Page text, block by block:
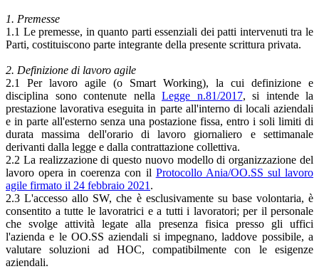
1. Premesse
1.1 Le premesse, in quanto parti essenziali dei patti intervenuti tra le
Parti, costituiscono parte integrante della presente scrittura privata.
2. Definizione di lavoro agile
2.1 Per lavoro agile (o Smart Working), la cui definizione e
disciplina sono contenute nella Legge n.81/2017, si intende la
prestazione lavorativa eseguita in parte all'interno di locali aziendali
e in parte all'esterno senza una postazione fissa, entro i soli limiti di
durata massima dell'orario di lavoro giornaliero e settimanale
derivanti dalla legge e dalla contrattazione collettiva.
2.2 La realizzazione di questo nuovo modello di organizzazione del
lavoro opera in coerenza con il Protocollo Ania/OO.SS sul lavoro
agile firmato il 24 febbraio 2021 .
2.3 L'accesso allo SW, che è esclusivamente su base volontaria, è
consentito a tutte le lavoratrici e a tutti i lavoratori; per il personale
che svolge attività legate alla presenza fisica presso gli uffici
l'azienda e le OO.SS aziendali si impegnano, laddove possibile, a
valutare soluzioni ad HOC, compatibilmente con le esigenze
aziendali.